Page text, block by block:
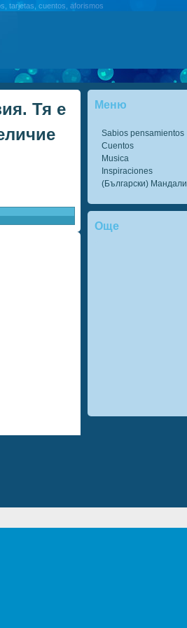
tarjetas, cuentos, aforismos
Меню
Sabios pensamientos
Cuentos
Musica
Inspiraciones
(Български) Мандали
Още
Тя е